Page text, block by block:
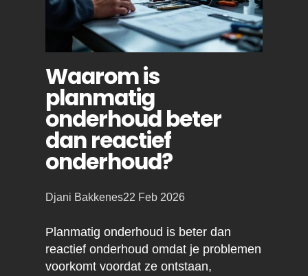
Waarom is
planmatig
onderhoud beter
dan reactief
onderhoud?
Posted
Djani Bakkenes22 Feb 2026
Planmatig onderhoud is beter dan
reactief onderhoud omdat je problemen
voorkomt voordat ze ontstaan,